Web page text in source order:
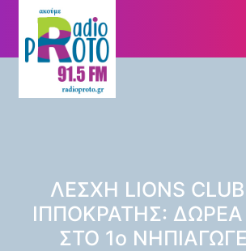
ΛΕΣΧΗ LIONS
ΙΠΠΟΚΡΑΤΗΣ: ΔΩΡΕΑ
ΣΤΟ 1o